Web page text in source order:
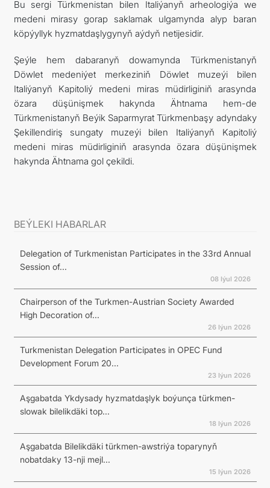
Bu sergi Türkmenistan bilen Italiýanyň arheologiýa we
medeni mirasy gorap saklamak ulgamynda alyp baran
köpýyllyk hyzmatdaşlygynyň aýdyň netijesidir.
Şeýle hem dabaranyň dowamynda Türkmenistanyň
Döwlet medeniýet merkeziniň Döwlet muzeýi bilen
Italiýanyň Kapitoliý medeni miras müdirliginiň arasynda
özara düşünişmek hakynda Ähtnama hem-de
Türkmenistanyň Beýik Saparmyrat Türkmenbaşy adyndaky
Şekillendiriş sungaty muzeýi bilen Italiýanyň Kapitoliý
medeni miras müdirliginiň arasynda özara düşünişmek
hakynda Ähtnama gol çekildi.
BEÝLEKI HABARLAR
Delegation of Turkmenistan Participates in the 33rd Annual
Session of...
08 Iýul 2026
Chairperson of the Turkmen-Austrian Society Awarded
High Decoration of...
26 Iýun 2026
Turkmenistan Delegation Participates in OPEC Fund
Development Forum 20...
23 Iýun 2026
Aşgabatda Ykdysady hyzmatdaşlyk boýunça türkmen-
slowak bilelikdäki top...
18 Iýun 2026
Aşgabatda Bilelikdäki türkmen-awstriýa toparynyň
nobatdaky 13-nji mejl...
15 Iýun 2026